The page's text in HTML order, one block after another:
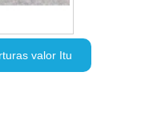
valor Itu